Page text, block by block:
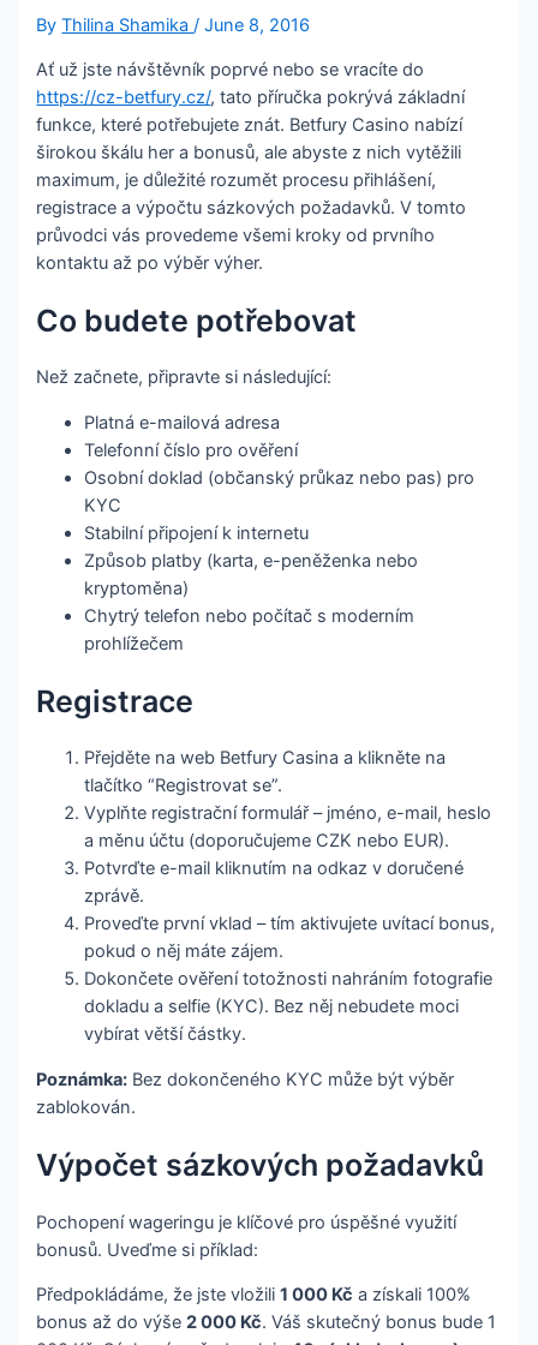
ByThilina Shamika/June 8, 2016
Ať už jste návštěvník poprvé nebo se vracíte do
https://cz-betfury.cz/, tato příručka pokrývá základní
funkce, které potřebujete znát. Betfury Casino nabízí
širokou škálu her a bonusů, ale abyste z nich vytěžili
maximum, je důležité rozumět procesu přihlášení,
registrace a výpočtu sázkových požadavků. V tomto
průvodci vás provedeme všemi kroky od prvního
kontaktu až po výběr výher.
Co budete potřebovat
Než začnete, připravte si následující:
Platná e-mailová adresa
Telefonní číslo pro ověření
Osobní doklad (občanský průkaz nebo pas) pro
KYC
Stabilní připojení k internetu
Způsob platby (karta, e-peněženka nebo
kryptoměna)
Chytrý telefon nebo počítač s moderním
prohlížečem
Registrace
Přejděte na web Betfury Casina a klikněte na
tlačítko “Registrovat se”.
Vyplňte registrační formulář – jméno, e-mail, heslo
a měnu účtu (doporučujeme CZK nebo EUR).
Potvrďte e-mail kliknutím na odkaz v doručené
zprávě.
Proveďte první vklad – tím aktivujete uvítací bonus,
pokud o něj máte zájem.
Dokončete ověření totožnosti nahráním fotografie
dokladu a selfie (KYC). Bez něj nebudete moci
vybírat větší částky.
Poznámka: Bez dokončeného KYC může být výběr
zablokován.
Výpočet sázkových požadavků
Pochopení wageringu je klíčové pro úspěšné využití
bonusů. Uveďme si příklad:
Předpokládáme, že jste vložili1 000 Kč a získali 100%
bonus až do výše2 000 Kč. Váš skutečný bonus bude 1